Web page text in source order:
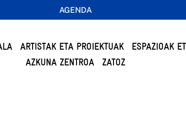
AGENDA
ARTISTAK ETA PROIEKTUAK
ESPAZIOAK
AZKUNA ZENTROA
ZATOZ